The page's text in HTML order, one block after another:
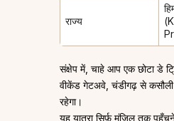
राज्य
संक्षेप में, चाहे आप एक छोटा डे
वीकेंड गेटअवे, चंडीगढ़ से
रहेगा।
यह यात्रा सिर्फ़ मंज़िल तक